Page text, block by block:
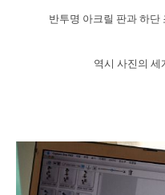
반투명 아크릴 판과 하단
역시 사진의 세